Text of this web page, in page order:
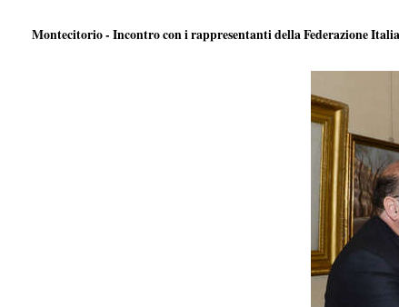
Montecitorio - Incontro con i rappresentanti della Federazione